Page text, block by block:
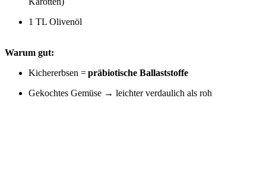
1 TL Olivenöl
Warum gut:
Kichererbsen =präbiotische Ballaststoffe
Gekochtes Gemüse → leichter verdaulich als roh